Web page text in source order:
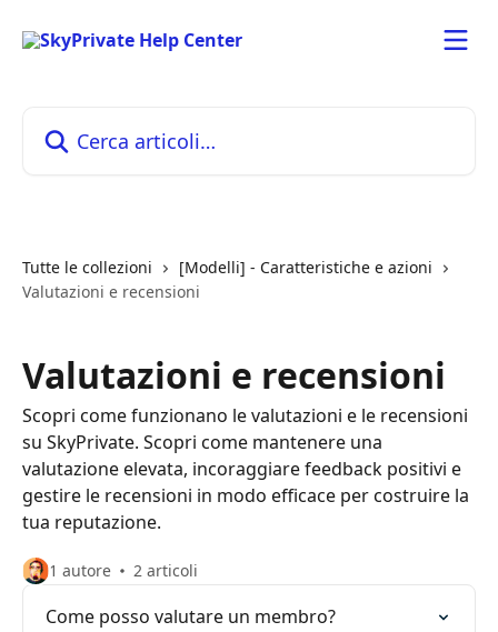
Tutte le collezioni
[Modelli] - Caratteristiche e azioni
Valutazioni e recensioni
Valutazioni e recensioni
Scopri come funzionano le valutazioni e le recensioni
su SkyPrivate. Scopri come mantenere una
valutazione elevata, incoraggiare feedback positivi e
gestire le recensioni in modo efficace per costruire la
tua reputazione.
1 autore 2 articoli
Come posso valutare un membro?